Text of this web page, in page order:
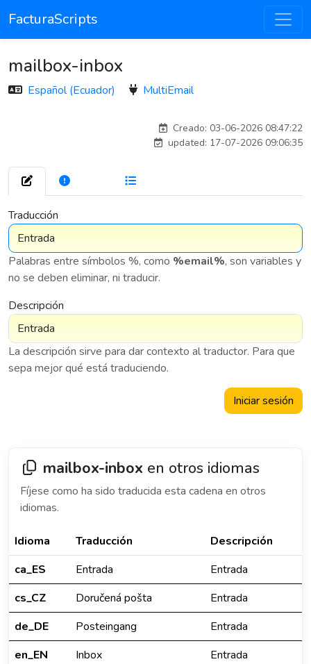
FacturaScripts
mailbox-inbox
Español (Ecuador) MultiEmail
Creado: 03-06-2026 08:47:22
updated: 17-07-2026 09:06:35
Traducción
Palabras entre símbolos %, como %email%, son variables y
no se deben eliminar, ni traducir.
Descripción
La descripción sirve para dar contexto al traductor. Para que
sepa mejor qué está traduciendo.
Iniciar sesión
mailbox-inbox en otros idiomas
Fíjese como ha sido traducida esta cadena en otros
idiomas.
Idioma Traducción
Descripción
ca_ES
Entrada
Entrada
cs_CZ
Doručená pošta
Entrada
de_DE
Posteingang
Entrada
en_EN
Inbox
Entrada